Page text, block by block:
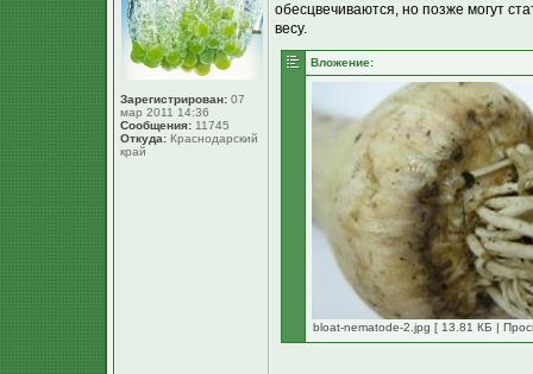
Зарегистрирован: 07
мар 2011 14:36
Сообщения: 11745
Откуда: Краснодарский
край
обесцвечиваются, но позже могут
весу.
Вложение:
bloat-nematode-2.jpg [ 13.81 КБ |